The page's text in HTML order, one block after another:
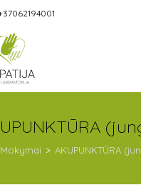
Mokymai > AKUPUNKTŪRA